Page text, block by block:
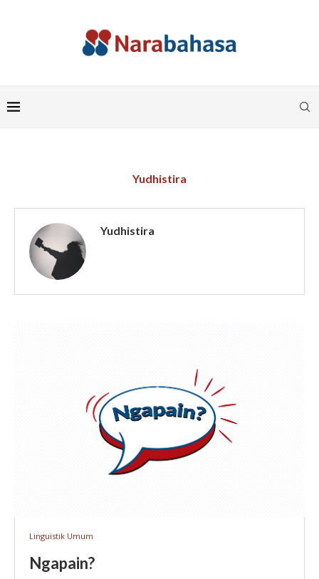
Yudhistira
Yudhistira
Linguistik Umum
Ngapain?